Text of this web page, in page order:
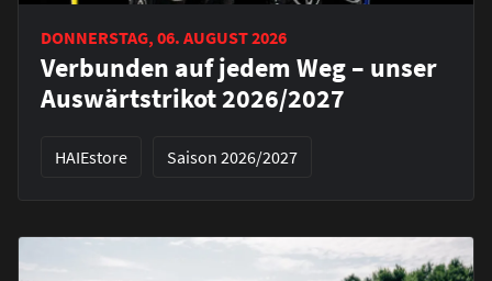
DONNERSTAG, 06. AUGUST 2026
Verbunden auf jedem Weg – unser
Auswärtstrikot 2026/2027
HAIEstore Saison 2026/2027